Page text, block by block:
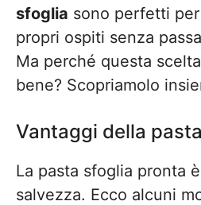
sfoglia sono perfetti
propri ospiti senza
Ma perché questa
bene? Scopriamolo
Vantaggi della
La pasta sfoglia pronta
salvezza. Ecco alcuni